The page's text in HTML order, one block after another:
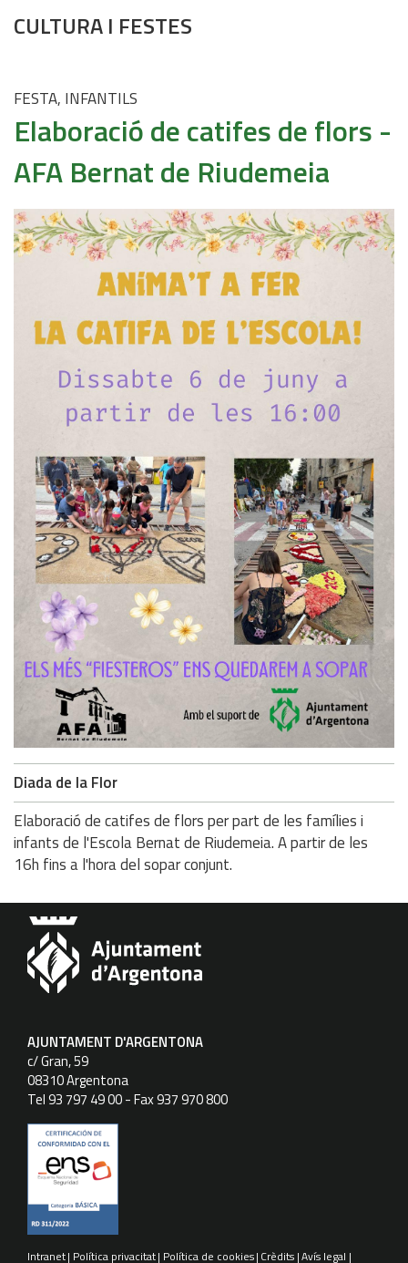
CULTURA I FESTES
FESTA, INFANTILS
Elaboració de catifes de flors -
AFA Bernat de Riudemeia
Diada de la Flor
Elaboració de catifes de flors per part de les famílies i
infants de l'Escola Bernat de Riudemeia. A partir de les
16h fins a l'hora del sopar conjunt.
AJUNTAMENT D'ARGENTONA
c/ Gran, 59
08310 Argentona
Tel 93 797 49 00 - Fax 937 970 800
Intranet Política privacitat Política de cookies Crèdits Avís legal